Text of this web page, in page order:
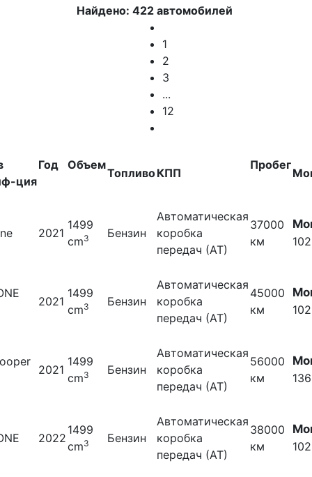
Найдено: 422 автомобилей
1
2
3
...
12
ция
Год Объем
ТопливоКПП
Пробег
2021
1499
cm3 Бензин
Автоматическая
коробка
передач (АТ)
37000
км
2021
1499
cm3 Бензин
Автоматическая
коробка
передач (АТ)
45000
км
2021
1499
cm3 Бензин
Автоматическая
коробка
передач (АТ)
56000
км
2022
1499
cm3 Бензин
Автоматическая
коробка
передач (АТ)
38000
км